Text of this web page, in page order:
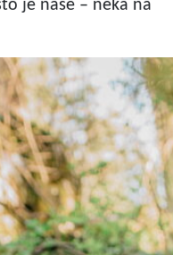
je naše – neka na